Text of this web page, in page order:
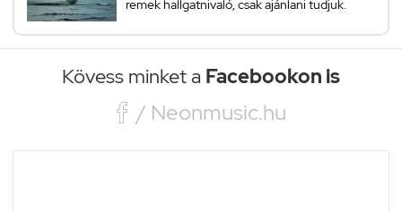
remek hallgatnivaló, csak ajánlani tudjuk.
Kövess minket a Facebookon is
 / Neonmusic.hu